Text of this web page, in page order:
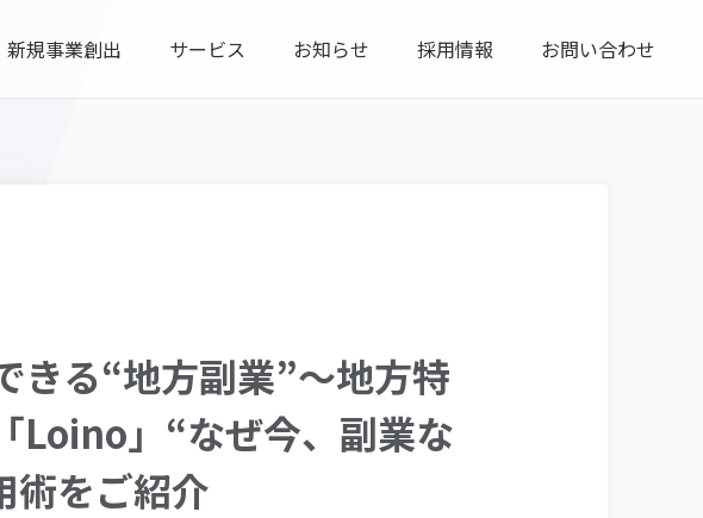
新規事業創出 サービス お知らせ 採用情報 お問い合わせ
きる“地方副業”～地方特
Loino」“なぜ今、副業な
術をご紹介